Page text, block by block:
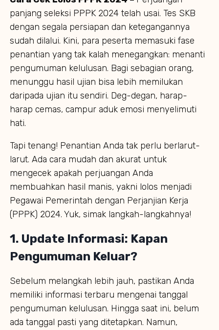
panjang seleksi PPPK 2024 telah usai. Tes SKB
dengan segala persiapan dan ketegangannya
sudah dilalui. Kini, para peserta memasuki fase
penantian yang tak kalah menegangkan: menanti
pengumuman kelulusan. Bagi sebagian orang,
menunggu hasil ujian bisa lebih memilukan
daripada ujian itu sendiri. Deg-degan, harap-
harap cemas, campur aduk emosi menyelimuti
hati.
Tapi tenang! Penantian Anda tak perlu berlarut-
larut. Ada cara mudah dan akurat untuk
mengecek apakah perjuangan Anda
membuahkan hasil manis, yakni lolos menjadi
Pegawai Pemerintah dengan Perjanjian Kerja
(PPPK) 2024. Yuk, simak langkah-langkahnya!
1. Update Informasi: Kapan
Pengumuman Keluar?
Sebelum melangkah lebih jauh, pastikan Anda
memiliki informasi terbaru mengenai tanggal
pengumuman kelulusan. Hingga saat ini, belum
ada tanggal pasti yang ditetapkan. Namun,